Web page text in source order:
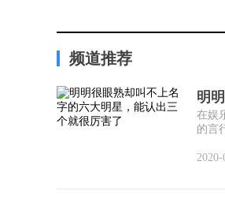
频道推荐
明
在娱
的言
2020-